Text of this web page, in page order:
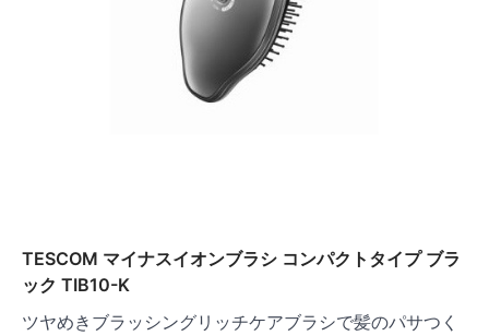
TESCOM マイナスイオンブラシ コンパクトタイプ ブラ
ック TIB10-K
ツヤめきブラッシングリッチケアブラシで髪のパサつく